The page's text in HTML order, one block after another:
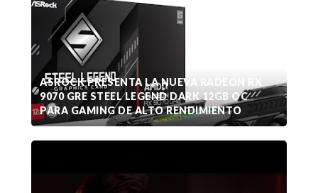
ASROCK PRESENTA LA NUEVA RADEON RX
9070 GRE STEEL LEGEND DARK 12GB OC
PARA GAMING DE ALTO RENDIMIENTO